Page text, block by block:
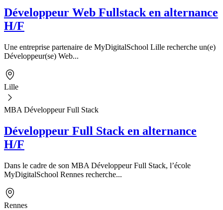
Développeur Web Fullstack en alternance
H/F
Une entreprise partenaire de MyDigitalSchool Lille recherche un(e)
Développeur(se) Web...
Lille
MBA Développeur Full Stack
Développeur Full Stack en alternance
H/F
Dans le cadre de son MBA Développeur Full Stack, l’école
MyDigitalSchool Rennes recherche...
Rennes